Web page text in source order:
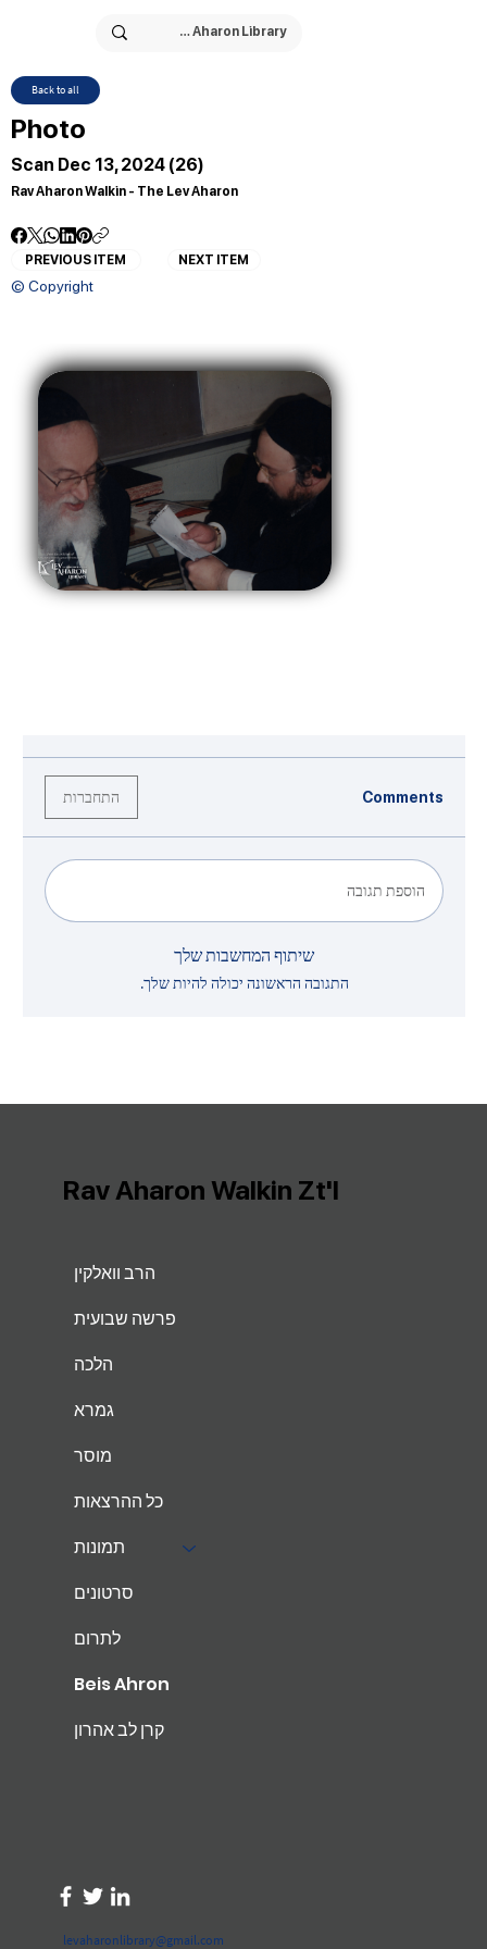
Back to all
Photo
Scan Dec 13, 2024 (26)
Rav Aharon Walkin - The Lev Aharon
PREVIOUS ITEM NEXT ITEM
© Copyright
Comments התחברות
הוספת תגובה
שיתוף המחשבות שלך
התגובה הראשונה יכולה להיות שלך.
הרב וואלקין
פרשה שבועית
הלכה
גמרא
מוסר
כל ההרצאות
תמונות
סרטונים
לתרום
Beis Ahron
קרן לב אהרון
levaharonlibrary@gmail.com
Rav Aharon Walkin Zt'l